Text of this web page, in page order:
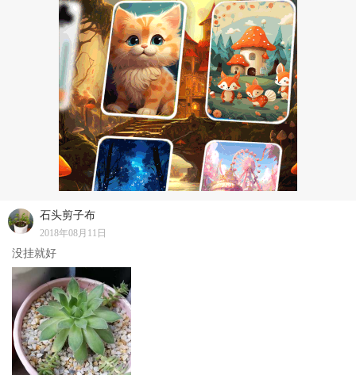
石头剪子布
2018年08月11日
没挂就好